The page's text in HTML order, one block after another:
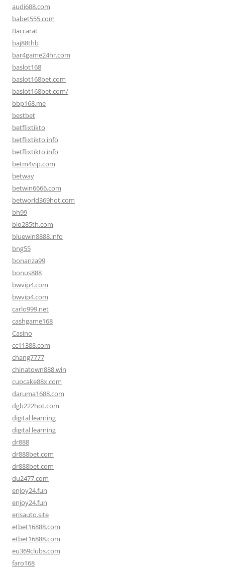
audi688.com
babet555.com
Baccarat
baj88thb
bar4game24hr.com
baslot168
baslot168bet.com
baslot168bet.com/
bbp168.me
bestbet
betflixtikto
betflixtikto.info
betflixtikto.info
betm4vip.com
betway
betwin6666.com
betworld369hot.com
bh99
bio285th.com
bluewin8888.info
bng55
bonanza99
bonus888
bwvip4.com
bwvip4.com
carlo999.net
cashgame168
Casino
cc11388.com
chang7777
chinatown888.win
cupcake88x.com
daruma1688.com
dgb222hot.com
digital learning
digital learning
dr888
dr888bet.com
dr888bet.com
du2477.com
enjoy24.fun
enjoy24.fun
erisauto.site
etbet16888.com
etbet16888.com
eu369clubs.com
faro168